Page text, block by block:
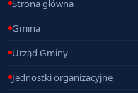
Strona główna
Gmina
Urząd Gminy
Jednostki organizacyjne